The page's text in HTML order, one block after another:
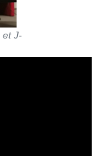
et J-